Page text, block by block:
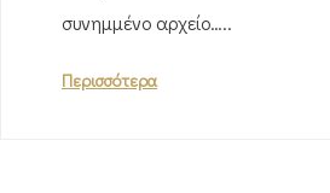
συνημμένο αρχείο…..
Περισσότερα